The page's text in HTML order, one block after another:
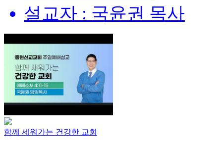
설교자 : 국윤권 목사
함께 세워가는 건강한 교회